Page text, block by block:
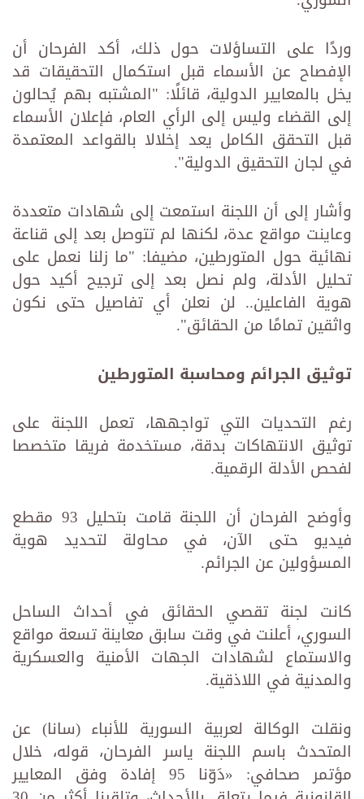
وردًا على التساؤلات حول ذلك، أكد الفرحان أن
الإفصاح عن الأسماء قبل استكمال التحقيقات قد
يخل بالمعايير الدولية، قائلًا: "المشتبه بهم يُحالون
إلى القضاء وليس إلى الرأي العام، فإعلان الأسماء
قبل التحقق الكامل يعد إخلالا بالقواعد المعتمدة
في لجان التحقيق الدولية".
وأشار إلى أن اللجنة استمعت إلى شهادات متعددة
وعاينت مواقع عدة، لكنها لم تتوصل بعد إلى قناعة
نهائية حول المتورطين، مضيفا: "ما زلنا نعمل على
تحليل الأدلة، ولم نصل بعد إلى ترجيح أكيد حول
هوية الفاعلين.. لن نعلن أي تفاصيل حتى نكون
واثقين تمامًا من الحقائق".
توثيق الجرائم ومحاسبة المتورطين
رغم التحديات التي تواجهها، تعمل اللجنة على
توثيق الانتهاكات بدقة، مستخدمة فريقا متخصصا
لفحص الأدلة الرقمية.
وأوضح الفرحان أن اللجنة قامت بتحليل 93 مقطع
فيديو حتى الآن، في محاولة لتحديد هوية
المسؤولين عن الجرائم.
كانت لجنة تقصي الحقائق في أحداث الساحل
السوري، أعلنت في وقت سابق معاينة تسعة مواقع
والاستماع لشهادات الجهات الأمنية والعسكرية
والمدنية في اللاذقية.
ونقلت الوكالة لعربية السورية للأنباء (سانا) عن
المتحدث باسم اللجنة ياسر الفرحان، قوله، خلال
مؤتمر صحافي: «دَوّنا 95 إفادة وفق المعايير